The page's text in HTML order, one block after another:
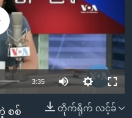
available
3:35
တိုက်ရိုက် လင့်ခ်
စစ်